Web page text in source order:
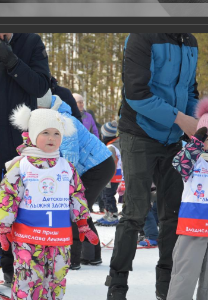
Задать вопрос
Версия для слабовидящих
Деятельность Базы данных